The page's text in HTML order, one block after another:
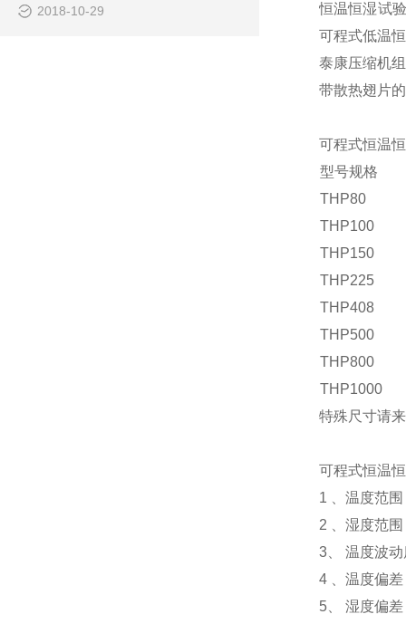
2018-10-29
恒温恒湿试
可程式低温
泰康压缩机
带散热翅片
可程式恒温
型号规格
THP80
THP100
THP150
THP225
THP408
THP500
THP800
THP1000
特殊尺寸请
可程式恒温
1 、温度范
2 、 湿度范
3、 温度波
4、温度偏差
5、 湿度偏差